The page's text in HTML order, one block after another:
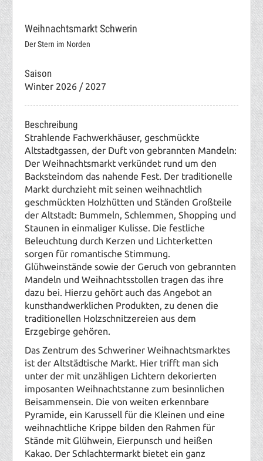
Weihnachtsmarkt Schwerin
Der Stern im Norden
Saison
Winter 2026 / 2027
Beschreibung
Strahlende Fachwerkhäuser, geschmückte
Altstadtgassen, der Duft von gebrannten Mandeln:
Der Weihnachtsmarkt verkündet rund um den
Backsteindom das nahende Fest. Der traditionelle
Markt durchzieht mit seinen weihnachtlich
geschmückten Holzhütten und Ständen Großteile
der Altstadt: Bummeln, Schlemmen, Shopping und
Staunen in einmaliger Kulisse. Die festliche
Beleuchtung durch Kerzen und Lichterketten
sorgen für romantische Stimmung.
Glühweinstände sowie der Geruch von gebrannten
Mandeln und Weihnachtsstollen tragen das ihre
dazu bei. Hierzu gehört auch das Angebot an
kunsthandwerklichen Produkten, zu denen die
traditionellen Holzschnitzereien aus dem
Erzgebirge gehören.
Das Zentrum des Schweriner Weihnachtsmarktes
ist der Altstädtische Markt. Hier trifft man sich
unter der mit unzähligen Lichtern dekorierten
imposanten Weihnachtstanne zum besinnlichen
Beisammensein. Die von weiten erkennbare
Pyramide, ein Karussell für die Kleinen und eine
weihnachtliche Krippe bilden den Rahmen für
Stände mit Glühwein, Eierpunsch und heißen
Kakao. Der Schlachtermarkt bietet ein ganz